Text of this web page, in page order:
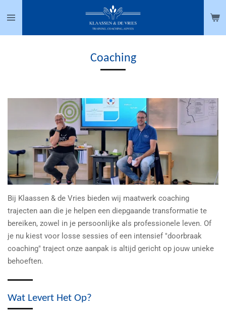
direct
naar
Coaching
Bij Klaassen & de Vries bieden wij maatwerk coaching
trajecten aan die je helpen een diepgaande transformatie te
bereiken, zowel in je persoonlijke als professionele leven. Of
je nu kiest voor losse sessies of een intensief "doorbraak
coaching" traject onze aanpak is altijd gericht op jouw unieke
behoeften.
Wat Levert Het Op?